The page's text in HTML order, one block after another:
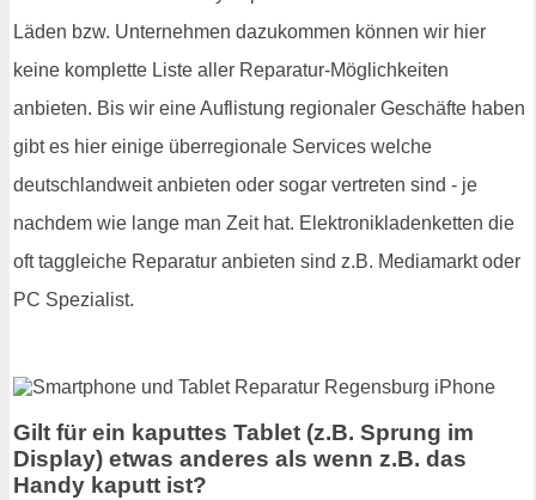
Läden bzw. Unternehmen dazukommen können wir hier
keine komplette Liste aller Reparatur-Möglichkeiten
anbieten. Bis wir eine Auflistung regionaler Geschäfte haben
gibt es hier einige überregionale Services welche
deutschlandweit anbieten oder sogar vertreten sind - je
nachdem wie lange man Zeit hat. Elektronikladenketten die
oft taggleiche Reparatur anbieten sind z.B. Mediamarkt oder
PC Spezialist.
Gilt für ein kaputtes Tablet (z.B. Sprung im
Display) etwas anderes als wenn z.B. das
Handy kaputt ist?